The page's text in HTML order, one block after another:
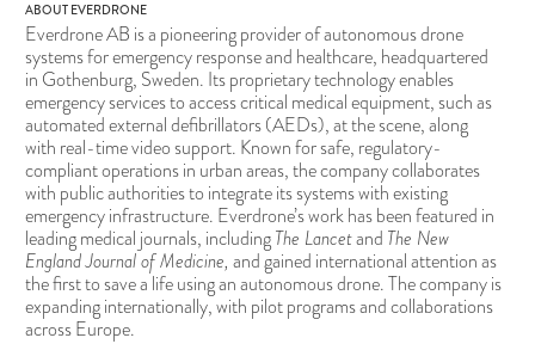
ABOUT EVERDRONE
Everdrone AB is a pioneering provider of autonomous drone
systems for emergency response and healthcare, headquartered
in Gothenburg, Sweden. Its proprietary technology enables
emergency services to access critical medical equipment, such as
automated external defibrillators (AEDs), at the scene, along
with real-time video support. Known for safe, regulatory-
compliant operations in urban areas, the company collaborates
with public authorities to integrate its systems with existing
emergency infrastructure. Everdrone’s work has been featured in
leading medical journals, includingThe Lancetand The New
England Journal of Medicine, and gained international attention as
the first to save a life using an autonomous drone. The company is
expanding internationally, with pilot programs and collaborations
across Europe.